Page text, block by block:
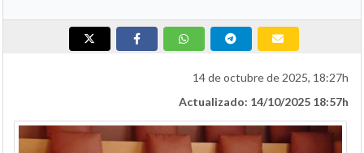
14 de octubre de 2025, 18:27h
Actualizado: 14/10/2025 18:57h